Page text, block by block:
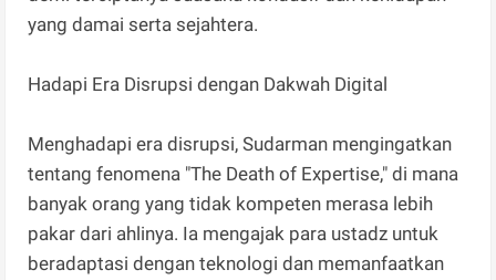
yang damai serta sejahtera.
Hadapi Era Disrupsi dengan Dakwah Digital
Menghadapi era disrupsi, Sudarman mengingatkan
tentang fenomena "The Death of Expertise," di mana
banyak orang yang tidak kompeten merasa lebih
pakar dari ahlinya. Ia mengajak para ustadz untuk
beradaptasi dengan teknologi dan memanfaatkan